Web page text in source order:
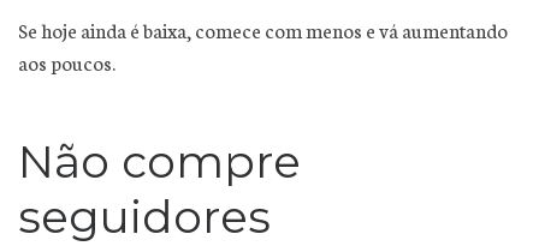
Se hoje ainda é baixa, comece com menos e vá aumentando
aos poucos.
Não compre
seguidores